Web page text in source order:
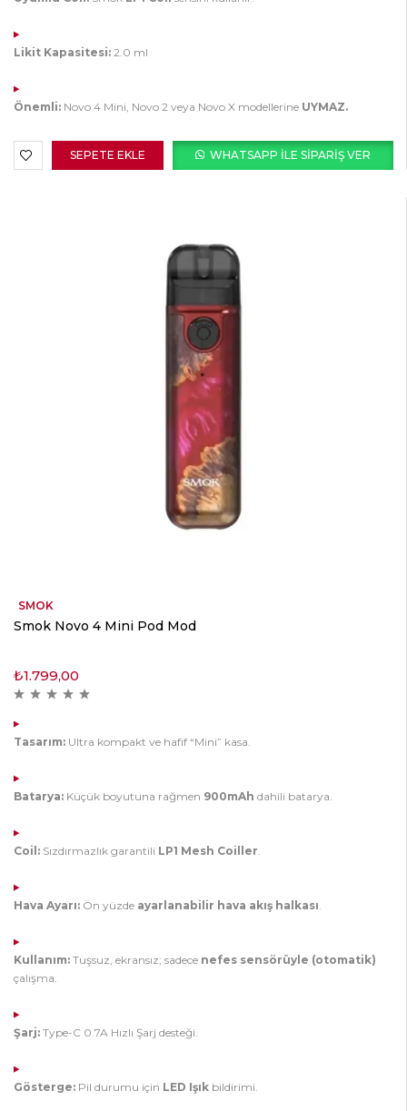
Likit Kapasitesi: 2.0 ml
Önemli: Novo 4 Mini, Novo 2 veya Novo X modellerine UYMAZ.
SEPETE EKLE WHATSAPP ILE SIPARIŞ VER
SMOK
Smok Novo 4 Mini Pod Mod
₺1.799,00
Tasarım: Ultra kompakt ve hafif “Mini” kasa.
Batarya: Küçük boyutuna rağmen 900mAh dahili batarya.
Coil: Sızdırmazlık garantili LP1 Mesh Coiller
Hava Ayarı: Ön yüzde ayarlanabilir hava akış halkası
Kullanım: Tuşsuz, ekransız; sadece nefes sensörüyle (otomatik)
çalışma.
Şarj: Type-C 0.7A Hızlı Şarj desteği.
Gösterge: Pil durumu için LED Işık bildirimi.